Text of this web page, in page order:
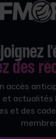
des
accès
actualités
et des